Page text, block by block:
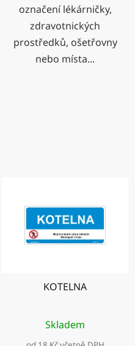
označení lékárničky,
zdravotnických
prostředků, ošetřovny
nebo místa...
KOTELNA
Skladem